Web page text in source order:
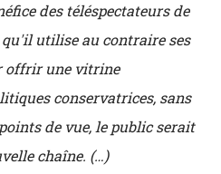
des téléspectateurs de
utilise au contraire ses
offrir une vitrine
conservatrices, sans
de vue, le public serait
chaîne. (…)